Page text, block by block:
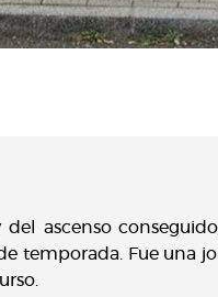
ascenso
temporada. Fue una